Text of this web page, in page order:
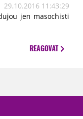
29.10.2016 11:43:29
jen masochisti
REAGOVAT